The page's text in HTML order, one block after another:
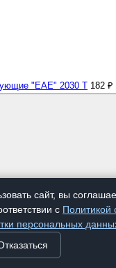
"EAE" 2030 Т 182 ₽
сайт, вы
с Политикой
персональных